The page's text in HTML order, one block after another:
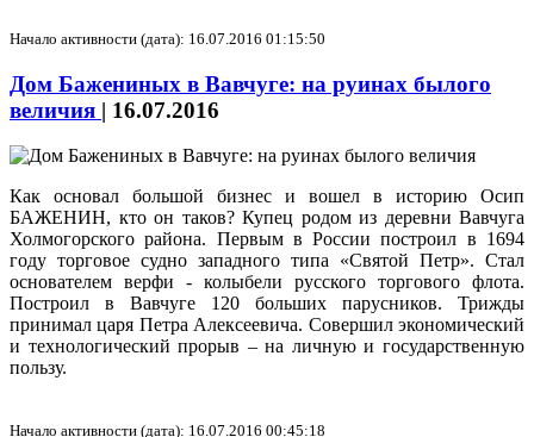
Начало активности (дата): 16.07.2016 01:15:50
Дом Бажениных в Вавчуге: на руинах былого
величия | 16.07.2016
Как основал большой бизнес и вошел в историю Осип
БАЖЕНИН, кто он таков? Купец родом из деревни Вавчуга
Холмогорского района. Первым в России построил в 1694
году торговое судно западного типа «Святой Петр». Стал
основателем верфи - колыбели русского торгового флота.
Построил в Вавчуге 120 больших парусников. Трижды
принимал царя Петра Алексеевича. Совершил экономический
и технологический прорыв – на личную и государственную
пользу.
Начало активности (дата): 16.07.2016 00:45:18